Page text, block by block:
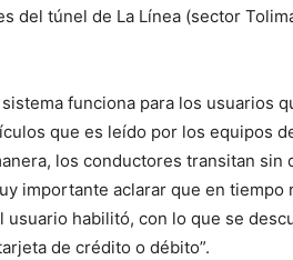
del túnel de La Línea (sector
sistema funciona para los usuarios
que es leído por los equipos
los conductores transitan sin
importante aclarar que en tiempo
usuario habilitó, con lo que se
de crédito o débito”.